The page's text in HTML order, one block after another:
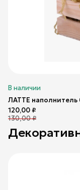
В наличии
ЛАТТЕ
120,00₽
130,00₽